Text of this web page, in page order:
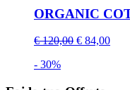
ORGANIC
€ 120,00 € 84,00
- 30%